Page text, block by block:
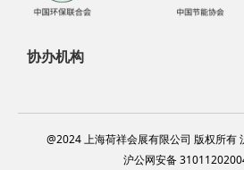
协办机构
@2024 上海荷祥会展有限公司 版权所有
沪公网安备